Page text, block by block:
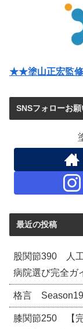
★★塗山正宏監
SNSフォローお
最近の投稿
股関節390 人
病院選び完全ガ
格言
膝関節250 【